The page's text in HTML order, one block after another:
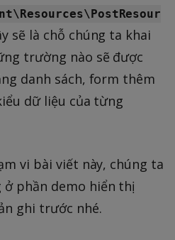
sẽ là chỗ chúng ta khai
trường nào sẽ được
danh sách, form thêm
dữ liệu của từng
vi bài viết này, chúng ta
ở phần demo hiển thị
ghi trước nhé.